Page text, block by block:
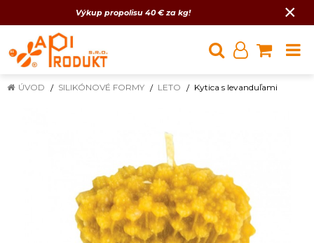
Výkup propolisu 40 € za kg! ×
ÚVOD SILIKÓNOVÉ FORMY LETO Kytica s levanduľami